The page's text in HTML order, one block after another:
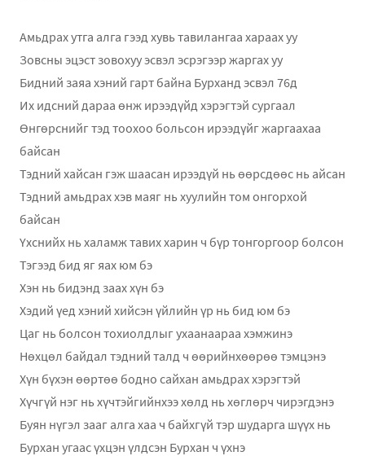
Амьдрах утга алга гээд хувь тавилангаа хараах уу
Зовсны эцэст зовохуу эсвэл эсрэгээр жаргах уу
Бидний заяа хэний гарт байна Бурханд эсвэл 76д
Их идсний дараа өнж ирээдүйд хэрэгтэй сургаал
Өнгөрснийг тэд тоохоо больсон ирээдүйг жаргаахаа
байсан
Тэдний хайсан гэж шаасан ирээдүй нь өөрсдөөс нь айсан
Тэдний амьдрах хэв маяг нь хуулийн том онгорхой
байсан
Үхснийх нь халамж тавих харин ч бүр тонгоргоор болсон
Тэгээд бид яг яах юм бэ
Хэн нь бидэнд заах хүн бэ
Хэдий үед хэний хийсэн үйлийн үр нь бид юм бэ
Цаг нь болсон тохиолдлыг ухаанаараа хэмжинэ
Нөхцөл байдал тэдний талд ч өөрийнхөөрөө тэмцэнэ
Хүн бүхэн өөртөө бодно сайхан амьдрах хэрэгтэй
Хүчгүй нэг нь хүчтэйгийнхээ хөлд нь хөглөрч чирэгдэнэ
Буян нүгэл зааг алга хаа ч байхгүй тэр шударга шүүх нь
Бурхан угаас үхцэн үлдсэн Бурхан ч үхнэ